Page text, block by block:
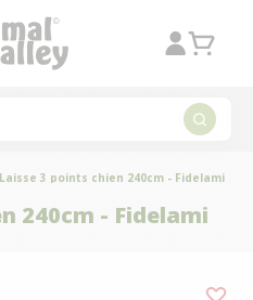
Laisse 3 points chien 240cm - Fidelami
240cm - Fidelami